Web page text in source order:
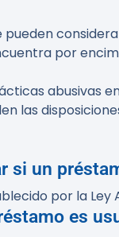
por
abusivas
las
si un
por la Ley
es